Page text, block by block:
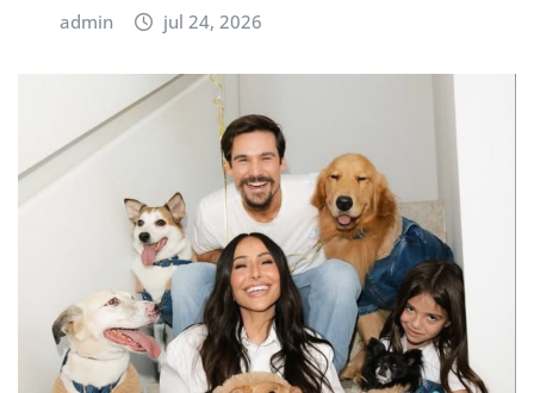
admin jul 24, 2026